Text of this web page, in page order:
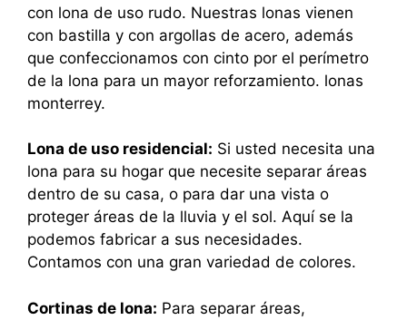
con lona de uso rudo. Nuestras lonas vienen
con bastilla y con argollas de acero, además
que confeccionamos con cinto por el perímetro
de la lona para un mayor reforzamiento. lonas
monterrey.
Lona de uso residencial: Si usted necesita una
lona para su hogar que necesite separar áreas
dentro de su casa, o para dar una vista o
proteger áreas de la lluvia y el sol. Aquí se la
podemos fabricar a sus necesidades.
Contamos con una gran variedad de colores.
Cortinas de lona: Para separar áreas,